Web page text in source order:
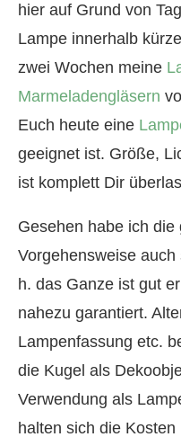
hier auf Grund von
Lampe innerhalb
zwei Wochen meine
Marmeladengläsern
Euch heute eine
geeignet ist. Größe,
ist komplett Dir
Gesehen habe ich die
Vorgehensweise
h. das Ganze ist gut
nahezu garantiert.
Lampenfassung etc.
die Kugel als
Verwendung als
halten sich die